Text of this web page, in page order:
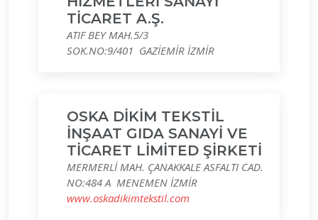
TİCARET A.Ş.
ATIF BEY MAH.5/3
SOK.NO:9/401 GAZİEMİR İZMİR
OSKA DİKİM TEKSTİL
İNŞAAT GIDA SANAYİ VE
TİCARET LİMİTED ŞİRKETİ
MERMERLİ MAH. ÇANAKKALE ASFALTI CAD.
NO:484 A MENEMEN İZMİR
www.oskadikimtekstil.com